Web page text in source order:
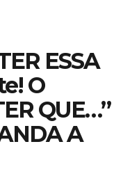
ESSA
O
QUE…”
A